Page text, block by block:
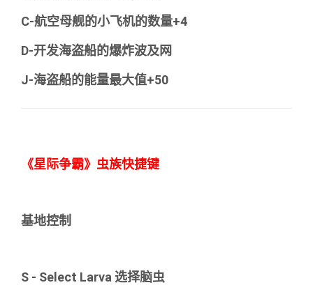
C-航空母舰的小飞机的数量+4
D-开发海盗船的爆炸波及网
J-海盗船的能量最大值+50
《星际争霸》虫族快捷键
基地控制
S - Select Larva 选择脑虫